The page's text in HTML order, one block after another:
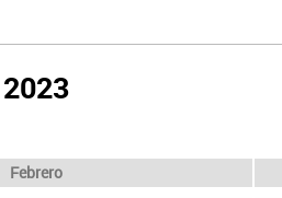
2023
Febrero